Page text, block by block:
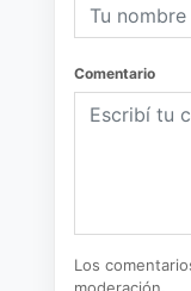
Comentario
Los